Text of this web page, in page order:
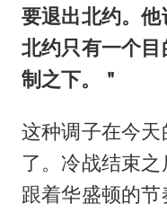
要退出北约。他
北约只有一个
制之下。＂
这种调子在今
了。冷战结束
跟着华盛顿的